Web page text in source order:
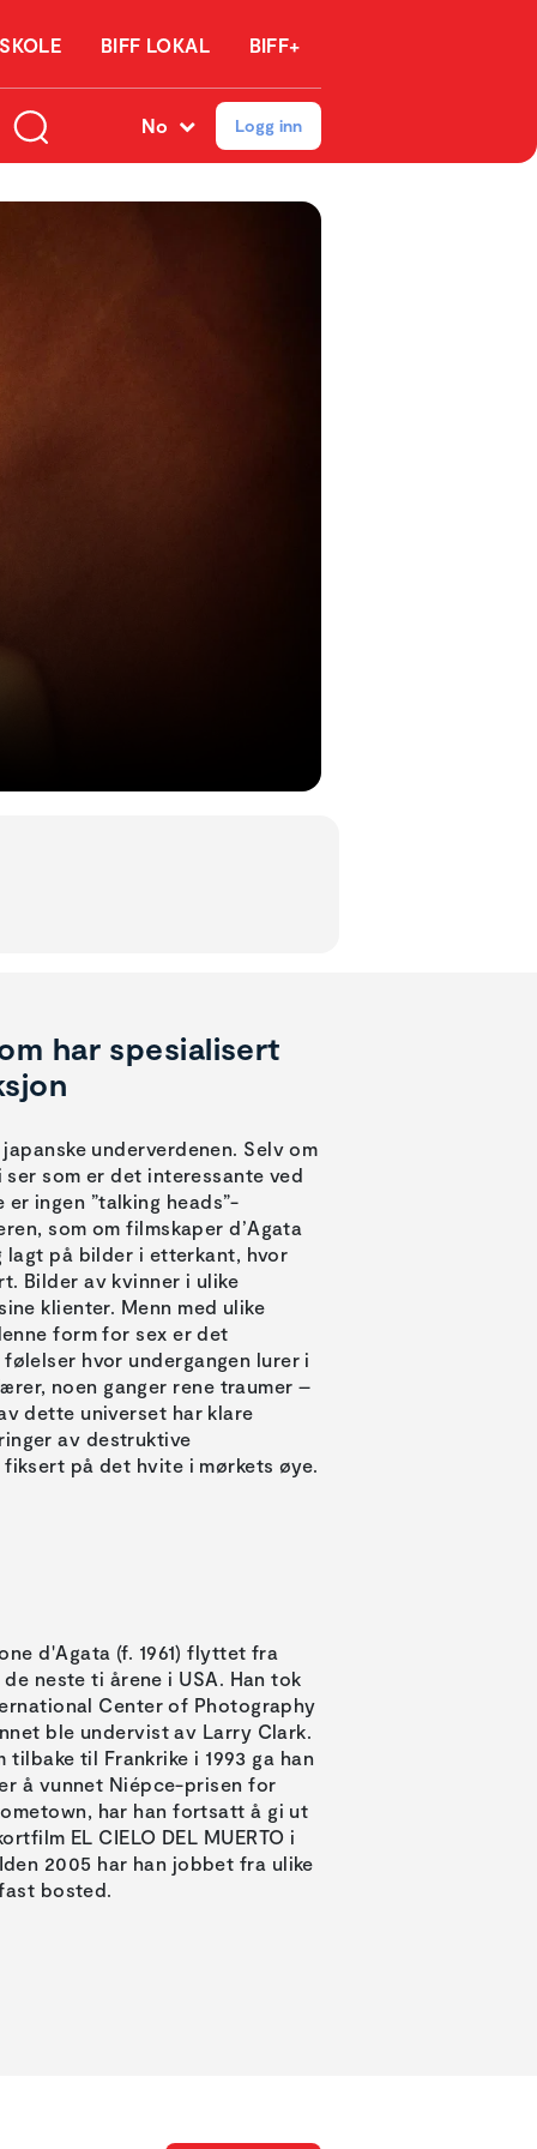
BIFF LOKAL BIFF+
No Logg inn
har spesialisert
underverdenen. Selv om
som er det interessante ved
ingen ”talking heads”-
som om filmskaper d’Agata
lagt på bilder i etterkant, hvor
Bilder av kvinner i ulike
klienter. Menn med ulike
form for sex er det
hvor undergangen lurer i
noen ganger rene traumer –
dette universet har klare
av destruktive
på det hvite i mørkets øye.
d'Agata (f. 1961) flyttet fra
neste ti årene i USA. Han tok
Center of Photography
ble undervist av Larry Clark.
til Frankrike i 1993 ga han
å vunnet Niépce-prisen for
har han fortsatt å gi ut
EL CIELO DEL MUERTO i
2005 har han jobbet fra ulike
bosted.